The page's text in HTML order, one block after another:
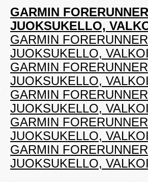
GARMIN
JUOKSUKELLO,
GARMIN
JUOKSUKELLO,
GARMIN
JUOKSUKELLO,
GARMIN
JUOKSUKELLO,
GARMIN
JUOKSUKELLO,
GARMIN
JUOKSUKELLO,